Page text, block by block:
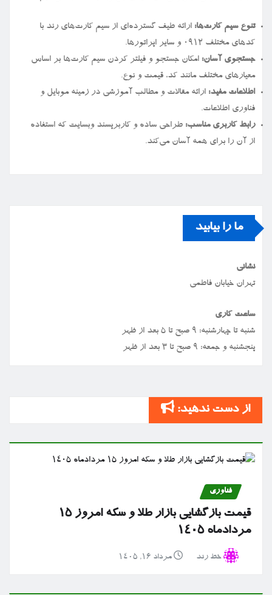
تنوع سیم کارت‌ها: ارائه طیف گسترده‌ای از سیم کارت‌های رند با
کدهای مختلف ۰۹۱۲ و سایر اپراتورها.
جستجوی آسان: امکان جستجو و فیلتر کردن سیم کارت‌ها بر اساس
معیارهای مختلف مانند کد، قیمت و نوع.
اطلاعات مفید: ارائه مقالات و مطالب آموزشی در زمینه موبایل و
فناوری اطلاعات.
رابط کاربری مناسب: طراحی ساده و کاربرپسند وبسایت که استفاده
از آن را برای همه آسان می‌کند.
ما را بیابید
نشانی
تهران خیابان فاطمی
ساعت کاری
شنبه تا چهارشنبه: ۹ صبح تا ۵ بعد از ظهر
پنجشنبه و جمعه: ۹ صبح تا ۳ بعد از ظهر
از دست ندهید:
فناوری
قیمت بازگشایی بازار طلا و سکه امروز ۱۵
مردادماه ۱۴۰۵
خط رند مرداد ۱۶, ۱۴۰۵